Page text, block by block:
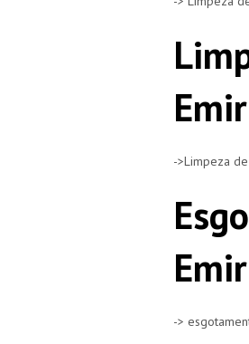
Emir
->Limpeza
Emir
->